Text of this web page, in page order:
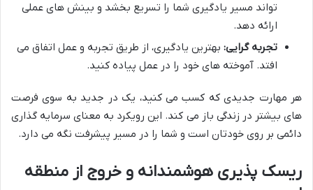
تواند مسیر یادگیری شما را تسریع بخشد و بینش های عملی
ارائه دهد.
تجربه گرایی: بهترین یادگیری، از طریق تجربه و عمل اتفاق می
افتد. آموخته های خود را در عمل پیاده کنید.
هر مهارت جدیدی که کسب می کنید، یک در جدید به سوی فرصت
های بیشتر در زندگی باز می کند. این رویکرد به معنای سرمایه گذاری
دائمی بر روی خودتان است و شما را در مسیر پیشرفت نگه می دارد.
ریسک پذیری هوشمندانه و خروج از منطقه